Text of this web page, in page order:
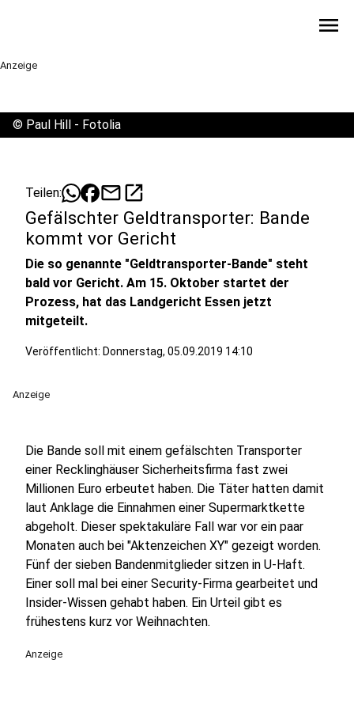
menu
Anzeige
© Paul Hill - Fotolia
Teilen: mailopen_in_new
Gefälschter Geldtransporter: Bande
kommt vor Gericht
Die so genannte "Geldtransporter-Bande" steht
bald vor Gericht. Am 15. Oktober startet der
Prozess, hat das Landgericht Essen jetzt
mitgeteilt.
Veröffentlicht: Donnerstag, 05.09.2019 14:10
Anzeige
Die Bande soll mit einem gefälschten Transporter
einer Recklinghäuser Sicherheitsfirma fast zwei
Millionen Euro erbeutet haben. Die Täter hatten damit
laut Anklage die Einnahmen einer Supermarktkette
abgeholt. Dieser spektakuläre Fall war vor ein paar
Monaten auch bei "Aktenzeichen XY" gezeigt worden.
Fünf der sieben Bandenmitglieder sitzen in U-Haft.
Einer soll mal bei einer Security-Firma gearbeitet und
Insider-Wissen gehabt haben. Ein Urteil gibt es
frühestens kurz vor Weihnachten.
Anzeige